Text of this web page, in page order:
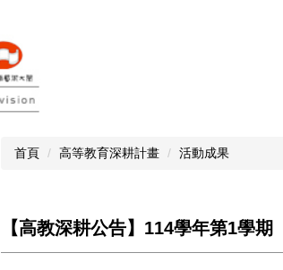
首頁 高等教育深耕計畫 活動成果
【高教深耕公告】114學年第1學